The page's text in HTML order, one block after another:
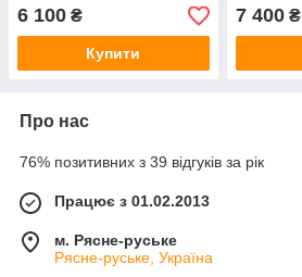
6 100 ₴
Купити
7 400₴
Про нас
76% позитивних з 39 відгуків за рік
Працює з 01.02.2013
м. Рясне-руське
Рясне-руське, Україна